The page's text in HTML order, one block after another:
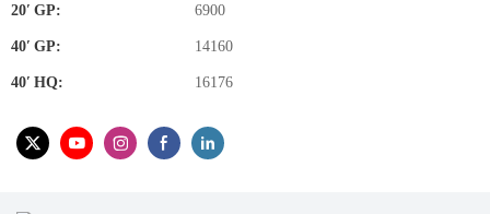
20′ GP: 6900
40′ GP: 14160
40′ HQ: 16176